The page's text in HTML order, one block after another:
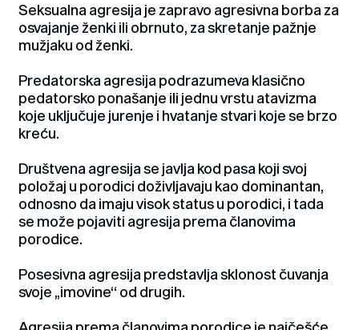
Seksualna agresija je zapravo agresivna borba za
osvajanje ženki ili obrnuto, za skretanje pažnje
mužjaku od ženki.
Predatorska agresija podrazumeva klasično
pedatorsko ponašanje ili jednu vrstu atavizma
koje uključuje jurenje i hvatanje stvari koje se brzo
kreću.
Društvena agresija se javlja kod pasa koji svoj
položaj u porodici doživljavaju kao dominantan,
odnosno da imaju visok status u porodici, i tada
se može pojaviti agresija prema članovima
porodice.
Posesivna agresija predstavlja sklonost čuvanja
svoje „imovine“ od drugih.